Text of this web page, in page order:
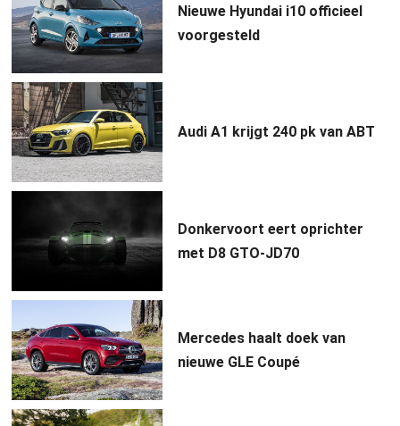
Nieuwe Hyundai i10 officieel
voorgesteld
Audi A1 krijgt 240 pk van ABT
Donkervoort eert oprichter
met D8 GTO-JD70
Mercedes haalt doek van
nieuwe GLE Coupé